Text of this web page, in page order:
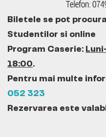
Biletele se pot
Studentilor si online
Program Caserie:
18:00.
Pentru mai multe
052 323
Rezervarea este